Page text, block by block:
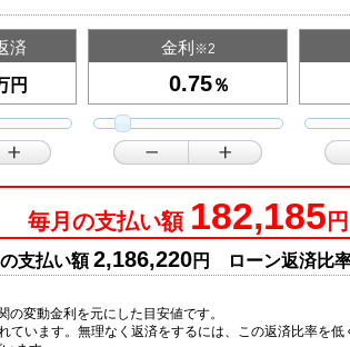
済
円
金利 ※2
％
毎月の支払い額 182,185 円
支払い額 2,186,220円 ローン返済比
変動金利を元にした目安値です。
います。無理なく返済をするには、この返済比率を低